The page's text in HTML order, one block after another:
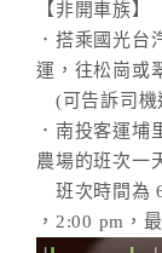
【非開車族】
．搭乘國光台
運，往松崗或
(可告訴司機
．南投客運埔
農場的班次一
班次時間為
，2:00 pm，